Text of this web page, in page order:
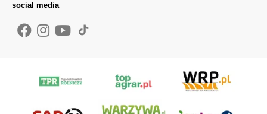
social media